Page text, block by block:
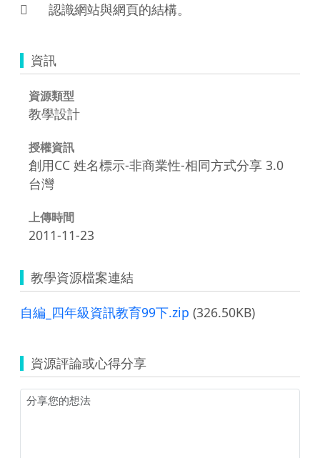
資訊
資源類型
教學設計
授權資訊
創用CC 姓名標示-非商業性-相同方式分享 3.0
台灣
上傳時間
2011-11-23
教學資源檔案連結
自編_四年級資訊教育99下.zip (326.50KB)
資源評論或心得分享